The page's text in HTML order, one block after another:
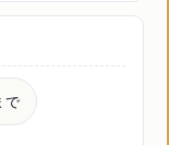
で